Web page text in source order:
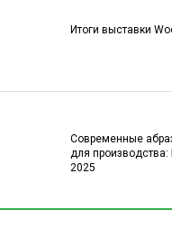
Итоги выставки
Современные
для производства:
2025